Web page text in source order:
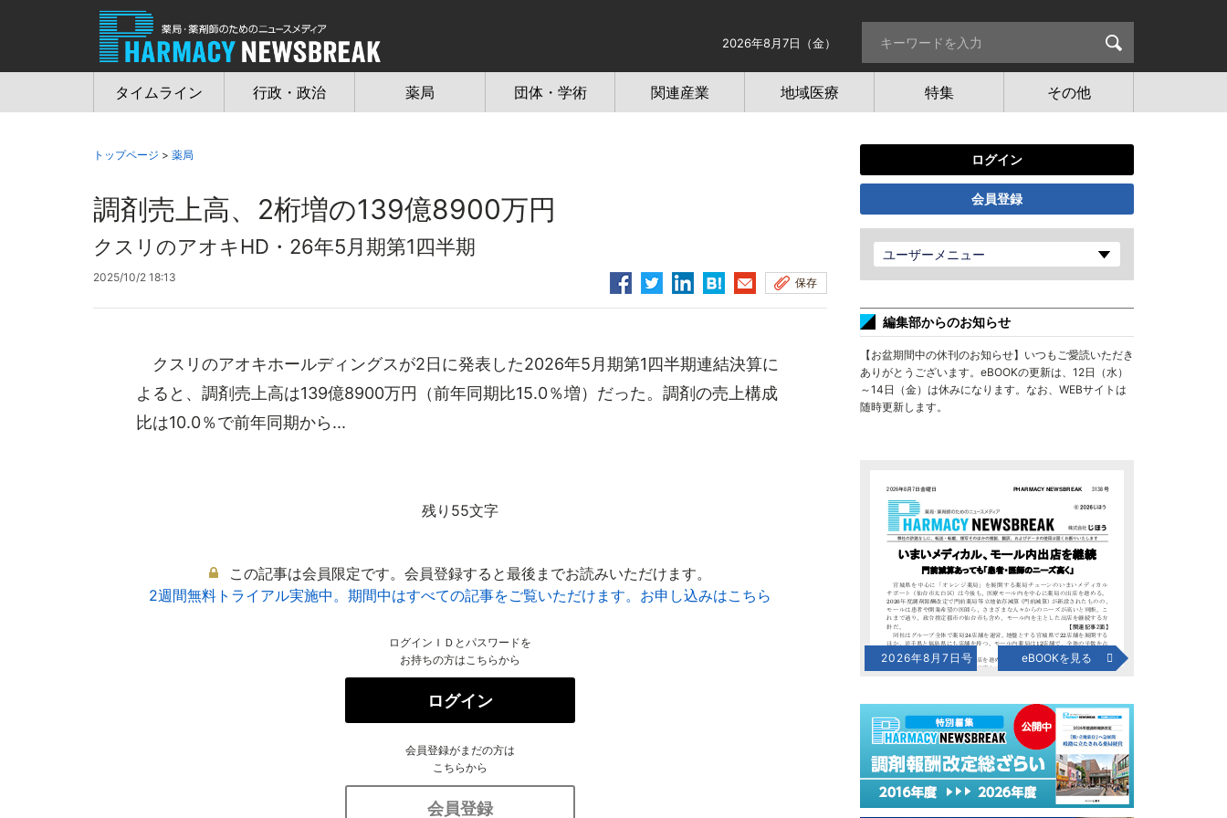
2026年8月7日（金）
タイムライン 行政・政治 薬局 団体・学術 関連産業 地域医療 特集 その他
トップページ > 薬局
調剤売上高、2桁増の139億8900万円
クスリのアオキHD・26年5月期第1四半期
2025/10/2 18:13 保存
クスリのアオキホールディングスが2日に発表した2026年5月期第1四半期連結決算に
よると、調剤売上高は139億8900万円（前年同期比15.0％増）だった。調剤の売上構成
比は10.0％で前年同期から...
残り55文字
この記事は会員限定です。会員登録すると最後までお読みいただけます。
2週間無料トライアル実施中。期間中はすべての記事をご覧いただけます。お申し込みはこちら
ログインＩＤとパスワードを
お持ちの方はこちらから
ログイン
会員登録がまだの方は
こちらから
会員登録
ログイン
会員登録
ユーザーメニュー
編集部からのお知らせ
【お盆期間中の休刊のお知らせ】いつもご愛読いただき
ありがとうございます。eBOOKの更新は、12日（水）
～14日（金）は休みになります。なお、WEBサイトは
随時更新します。
2026年8月7日号 eBOOKを見る